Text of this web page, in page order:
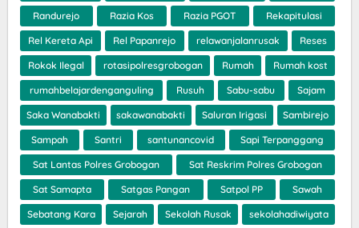
Randurejo Razia Kos Razia PGOT Rekapitulasi
Rel Kereta Api Rel Papanrejo relawanjalanrusak Reses
Rokok Ilegal rotasipolresgrobogan Rumah Rumah kost
rumahbelajardenganguling Rusuh Sabu-sabu Sajam
Saka Wanabakti sakawanabakti Saluran Irigasi Sambirejo
Sampah Santri santunancovid Sapi Terpanggang
Sat Lantas Polres Grobogan Sat Reskrim Polres Grobogan
Sat Samapta Satgas Pangan Satpol PP Sawah
Sebatang Kara Sejarah Sekolah Rusak sekolahadiwiyata